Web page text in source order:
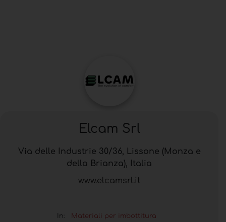
Elcam Srl
Via delle Industrie 30/36, Lissone (Monza e
della Brianza), Italia
www.elcamsrl.it
In: Materiali per imbottitura